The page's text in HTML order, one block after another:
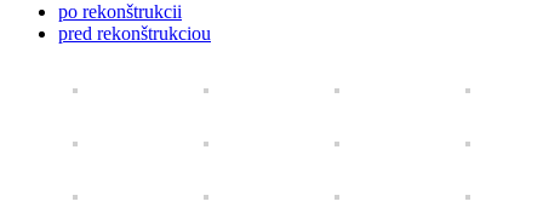
po rekonštrukcii
pred rekonštrukciou